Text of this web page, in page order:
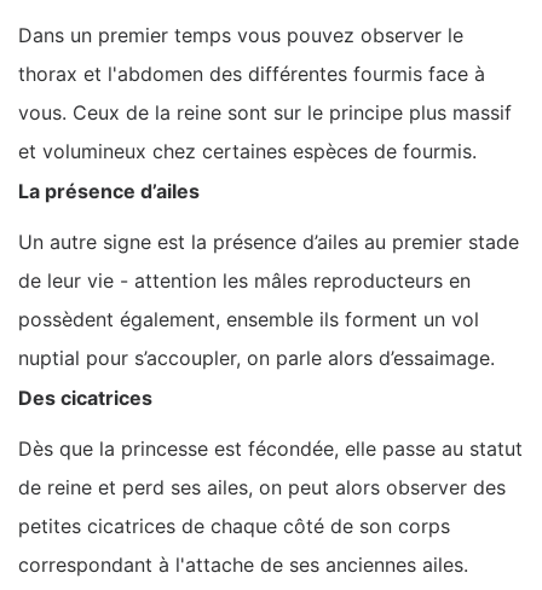
Dans un premier temps vous pouvez observer le
thorax et l'abdomen des différentes fourmis face à
vous. Ceux de la reine sont sur le principe plus massif
et volumineux chez certaines espèces de fourmis.
La présence d’ailes
Un autre signe est la présence d’ailes au premier stade
de leur vie - attention les mâles reproducteurs en
possèdent également, ensemble ils forment un vol
nuptial pour s’accoupler, on parle alors d’essaimage.
Des cicatrices
Dès que la princesse est fécondée, elle passe au statut
de reine et perd ses ailes, on peut alors observer des
petites cicatrices de chaque côté de son corps
correspondant à l'attache de ses anciennes ailes.